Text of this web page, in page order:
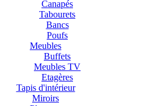
Canapés
Tabourets
Bancs
Poufs
Meubles
Buffets
Meubles TV
Etagères
Tapis d'intérieur
Miroirs